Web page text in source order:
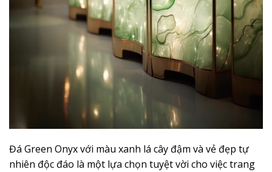
Đá Green Onyx với màu xanh lá cây đậm và vẻ đẹp tự
nhiên độc đáo là một lựa chọn tuyệt vời cho việc trang